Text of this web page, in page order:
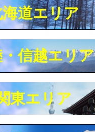
用/3ｍまで)
ング鋼管・銅
+8,800円
埋め戻し作業） 11,000円~
以上） 66,000円
さ10㎝まで） 27,500円
海道エリア
・信越エリア
東エリア